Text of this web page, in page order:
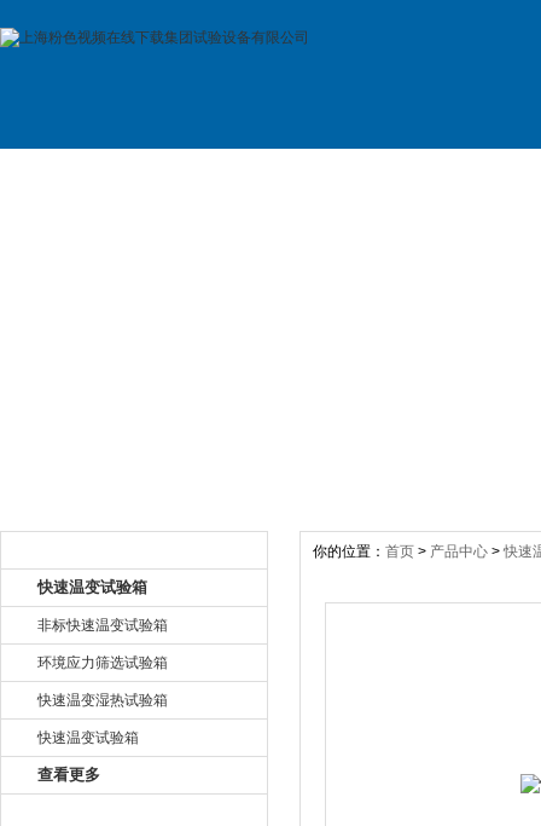
快速温变试验箱
非标快速温变试验箱
环境应力筛选试验箱
快速温变湿热试验箱
快速温变试验箱
查看更多
你的位置： 首页 > 产品中心 >快速